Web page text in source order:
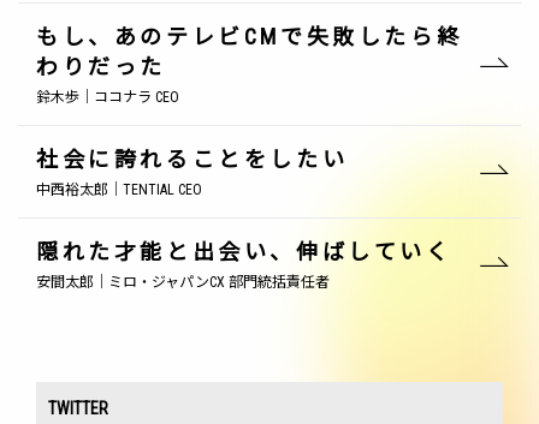
もし、あのテレビCMで失敗したら終
わりだった
鈴木歩｜ココナラ CEO
社会に誇れることをしたい
中西裕太郎｜TENTIAL CEO
隠れた才能と出会い、伸ばしていく
安間太郎｜ミロ・ジャパンCX 部門統括責任者
TWITTER